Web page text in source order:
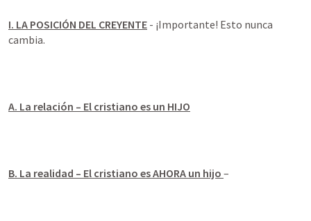
I. LA POSICIÓN DEL CREYENTE - ¡Importante! Esto nunca
cambia.
A. La relación – El cristiano es un HIJO
B. La realidad – El cristiano es AHORA un hijo –